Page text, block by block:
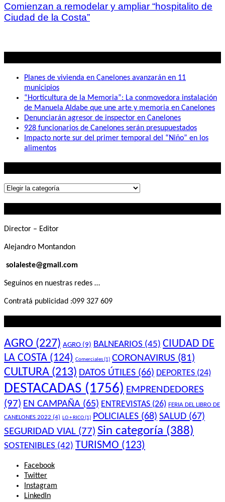
Comienzan a remodelar y ampliar “hospitalito de
Ciudad de la Costa”
Planes de vivienda en Canelones avanzarán en 11
municipios
“Horticultura de la Memoria”: La conmovedora instalación
de Manuela Aldabe que une arte y memoria en Canelones
Denunciarán agresor de inspector en Canelones
928 funcionarios de Canelones serán presupuestados
Impacto norte sur del primer temporal del “Niño” en los
alimentos
Lo
Director – Editor
Alejandro Montandon
solaleste@gmail.com
Seguinos en nuestras redes …
Contratá publicidad :099 327 609
AGRO (227) AGRO (9) BALNEARIOS (45) CIUDAD DE
LA COSTA (124) Comerciales(1) CORONAVIRUS (81)
CULTURA (213) DATOS ÚTILES (66) DEPORTES (24)
DESTACADAS (1756) EMPRENDEDORES
(97) EN CAMPAÑA (65) ENTREVISTAS (26) FERIA DEL LIBRO DE
CANELONES 2022 (4) LO + RICO(1) POLICIALES (68) SALUD (67)
SEGURIDAD VIAL (77) Sin categoría (388)
SOSTENIBLES (42) TURISMO (123)
Facebook
Twitter
Instagram
LinkedIn